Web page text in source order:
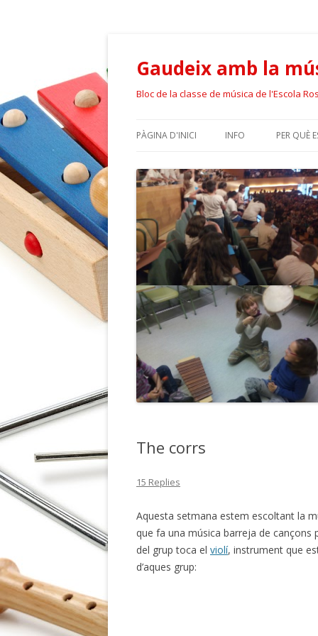
Gaudeix amb la
Bloc de la classe de música de l'Escola
PÀGINA D'INICI INFO PER QUÈ
The corrs
15 Replies
Aquesta setmana estem escoltant la
que fa una música barreja de cançons
del grup toca el violí, instrument que
d’aques grup: